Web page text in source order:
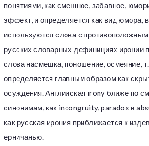
понятиями, как смешное, забавное,
эффект, и определяется как вид юмора,
используются слова с противоположным
русских словарных дефинициях иронии
слова насмешка, поношение, осмеяние,
определяется главным образом как
осуждения. Английская irony ближе по
синонимам, как incongruity, paradox и
как русская ирония приближается к
ерничанью.